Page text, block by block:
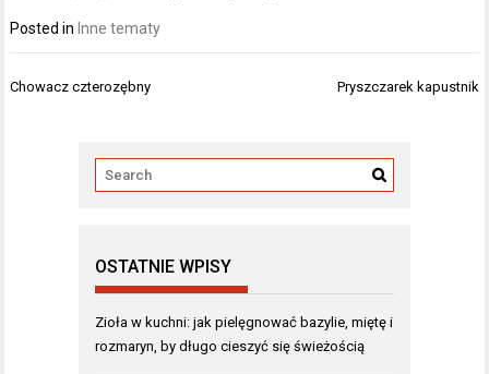
Posted in Inne tematy
Nawigacja
Chowacz czterozębny Pryszczarek kapustnik
OSTATNIE WPISY
Zioła w kuchni: jak pielęgnować bazylie, miętę i
rozmaryn, by długo cieszyć się świeżością